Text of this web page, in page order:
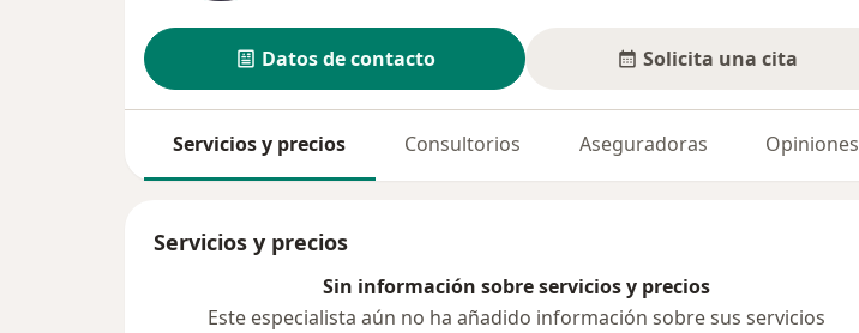
Datos de contacto Solicita una cita
Servicios y precios Consultorios Aseguradoras Opiniones
Servicios y precios
Sin información sobre servicios y precios
Este especialista aún no ha añadido información sobre sus servicios